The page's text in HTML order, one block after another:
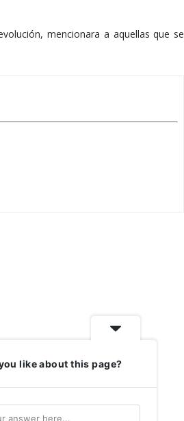
mencionara a aquellas que se
like about this page?